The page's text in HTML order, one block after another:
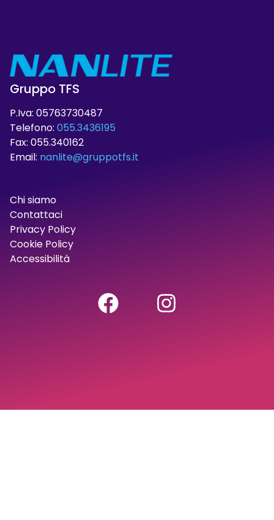
Gruppo TFS
P.Iva: 05763730487
Telefono: 055.3436195
Fax: 055.340162
Email: nanlite@gruppotfs.it
Chi siamo
Contattaci
Privacy Policy
Cookie Policy
Accessibilità